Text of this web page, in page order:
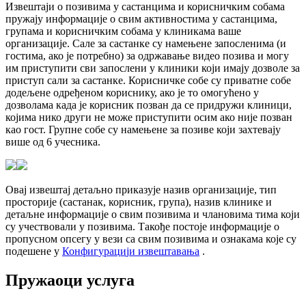
Извештаји о позивима у састанцима и корисничким собама
пружају информације о свим активностима у састанцима,
групама и корисничким собама у клиникама ваше
организације. Сале за састанке су намењене запосленима (и
гостима, ако је потребно) за одржавање видео позива и могу
им приступити сви запослени у клиники који имају дозволе за
приступ сали за састанке. Корисничке собе су приватне собе
додељене одређеном кориснику, ако је то омогућено у
дозволама када је корисник позван да се придружи клиници,
којима нико други не може приступити осим ако није позван
као гост. Групне собе су намењене за позиве који захтевају
више од 6 учесника.
Овај извештај детаљно приказује назив организације, тип
просторије (састанак, корисник, група), назив клинике и
детаљне информације о свим позивима и члановима тима који
су учествовали у позивима. Такође постоје информације о
пропусном опсегу у вези са свим позивима и ознакама које су
подешене у Конфигурацији извештавања .
Пружаоци услуга